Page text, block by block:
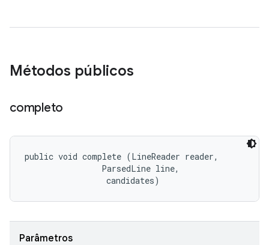
Métodos públicos
completo
public void complete (LineReader reader,
                ParsedLine line,
candidates)
Parâmetros